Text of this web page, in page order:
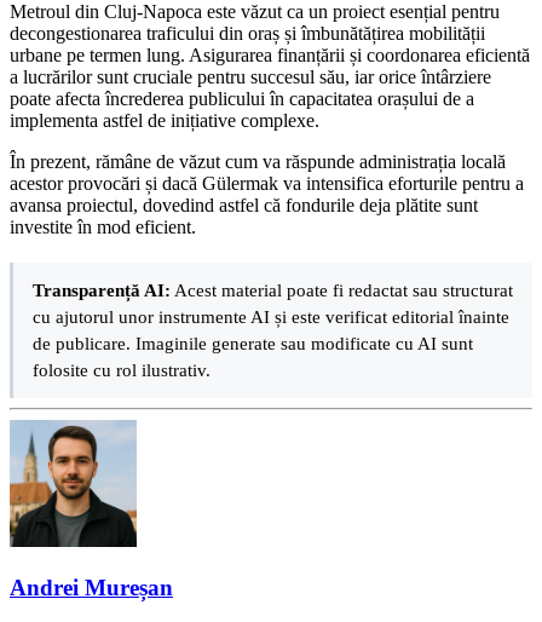
Metroul din Cluj-Napoca este văzut ca un proiect esențial pentru
decongestionarea traficului din oraș și îmbunătățirea mobilității
urbane pe termen lung. Asigurarea finanțării și coordonarea eficientă
a lucrărilor sunt cruciale pentru succesul său, iar orice întârziere
poate afecta încrederea publicului în capacitatea orașului de a
implementa astfel de inițiative complexe.
În prezent, rămâne de văzut cum va răspunde administrația locală
acestor provocări și dacă Gülermak va intensifica eforturile pentru a
avansa proiectul, dovedind astfel că fondurile deja plătite sunt
investite în mod eficient.
Transparență AI: Acest material poate fi redactat sau structurat
cu ajutorul unor instrumente AI și este verificat editorial înainte
de publicare. Imaginile generate sau modificate cu AI sunt
folosite cu rol ilustrativ.
Andrei Mureșan